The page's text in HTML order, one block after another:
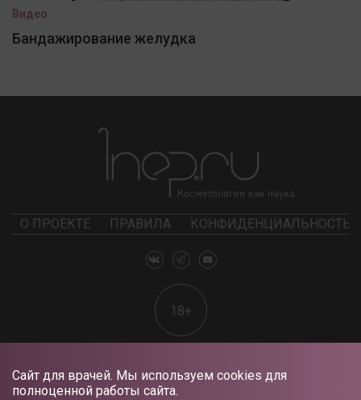
Сайт для врачей. Мы используем cookies для
полноценной работы сайта.
Видео
Бандажирование желудка
О ПРОЕКТЕ ПРАВИЛА КОНФИДЕНЦИАЛЬНОСТЬ
18+